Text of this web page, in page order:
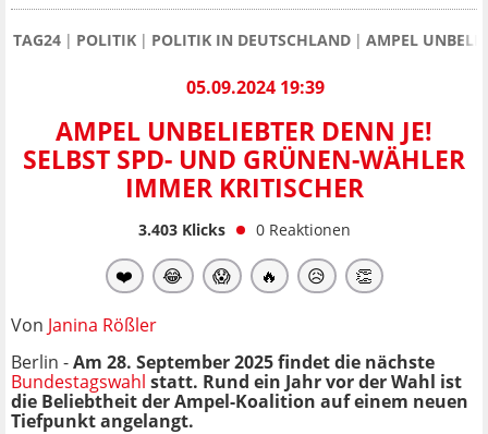
TAG24 POLITIK POLITIK IN DEUTSCHLAND AMPEL
05.09.2024 19:39
AMPEL UNBELIEBTER DENN JE!
SELBST SPD- UND GRÜNEN-WÄHLER
IMMER KRITISCHER
3.403Klicks 0 Reaktionen
❤️ 😂 😱 🔥 😥 👏
Von Janina Rößler
Berlin -Am 28. September 2025 findet die nächste
Bundestagswahl statt. Rund ein Jahr vor der Wahl ist
die Beliebtheit der Ampel-Koalition auf einem neuen
Tiefpunkt angelangt.